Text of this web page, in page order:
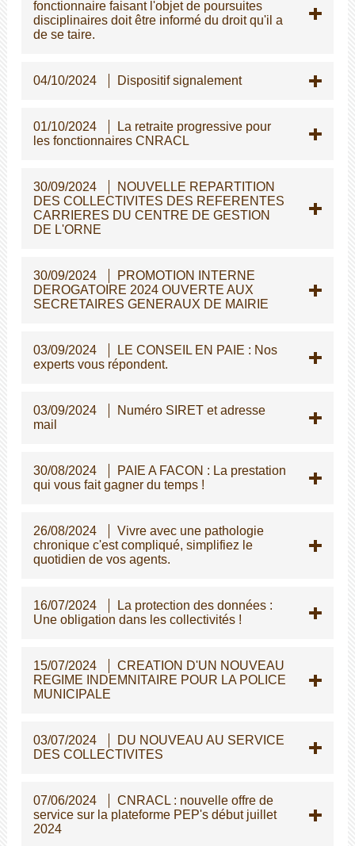
fonctionnaire faisant l'objet de poursuites
disciplinaires doit être informé du droit qu'il a
de se taire.
04/10/2024 Dispositif signalement
01/10/2024
La retraite progressive pour
les fonctionnaires CNRACL
30/09/2024
NOUVELLE REPARTITION
DES COLLECTIVITES DES REFERENTES
CARRIERES DU CENTRE DE GESTION
DE L'ORNE
30/09/2024
PROMOTION INTERNE
DEROGATOIRE 2024 OUVERTE AUX
SECRETAIRES GENERAUX DE MAIRIE
03/09/2024
LE CONSEIL EN PAIE : Nos
experts vous répondent.
03/09/2024
Numéro SIRET et adresse
mail
30/08/2024
PAIE A FACON : La prestation
qui vous fait gagner du temps !
26/08/2024
Vivre avec une pathologie
chronique c'est compliqué, simplifiez le
quotidien de vos agents.
16/07/2024
La protection des données :
Une obligation dans les collectivités !
15/07/2024
CREATION D'UN NOUVEAU
REGIME INDEMNITAIRE POUR LA POLICE
MUNICIPALE
03/07/2024
DU NOUVEAU AU SERVICE
DES COLLECTIVITES
07/06/2024
CNRACL : nouvelle offre de
service sur la plateforme PEP's début juillet
2024